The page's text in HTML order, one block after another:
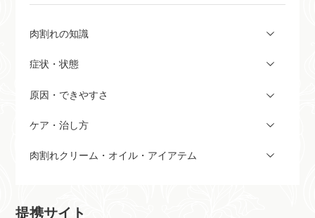
肉割れの知識
症状・状態
原因・できやすさ
ケア・治し方
肉割れクリーム・オイル・アイアテム
提携サイト